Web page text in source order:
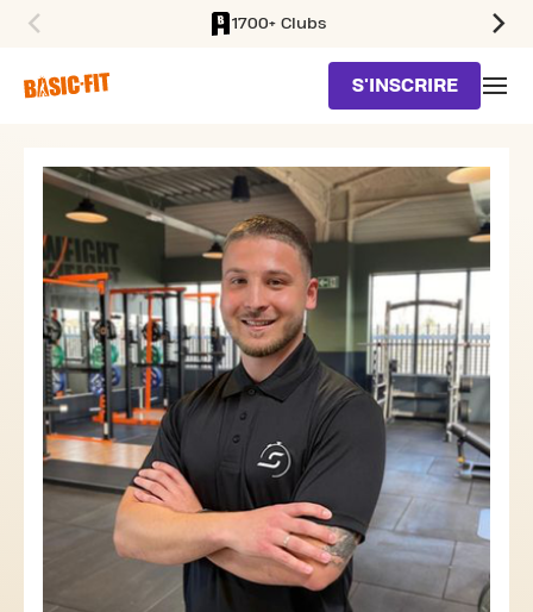
1700+ Clubs
S'INSCRIRE